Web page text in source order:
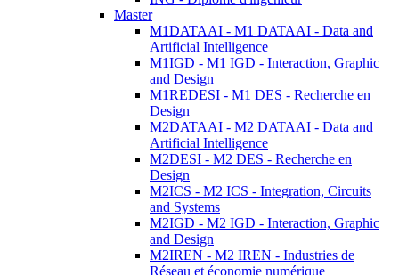
Master
M1DATAAI - M1 DATAAI - Data and
Artificial Intelligence
M1IGD - M1 IGD - Interaction, Graphic
and Design
M1REDESI - M1 DES - Recherche en
Design
M2DATAAI - M2 DATAAI - Data and
Artificial Intelligence
M2DESI - M2 DES - Recherche en
Design
M2ICS - M2 ICS - Integration, Circuits
and Systems
M2IGD - M2 IGD - Interaction, Graphic
and Design
M2IREN - M2 IREN - Industries de
Réseau et économie numérique